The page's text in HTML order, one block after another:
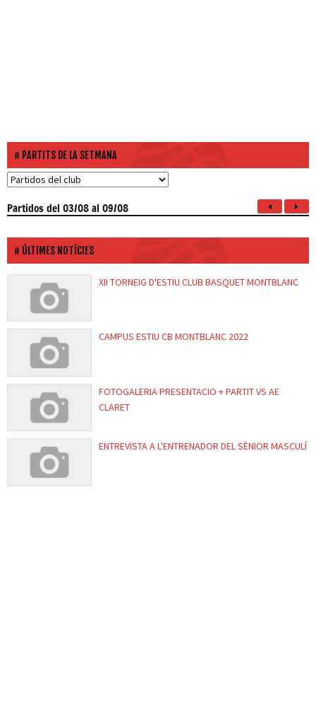
PARTITS DE LA SETMANA
Partidosdel 03/08 al 09/08
ÚLTIMES NOTÍCIES
XII TORNEIG D'ESTIU CLUB BASQUET MONTBLANC
CAMPUS ESTIU CB MONTBLANC 2022
FOTOGALERIA PRESENTACIO + PARTIT VS AE
CLARET
ENTREVISTA A L'ENTRENADOR DEL SÈNIOR MASCULÍ